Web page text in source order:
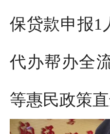
保贷款申报1
代办帮办全
等惠民政策